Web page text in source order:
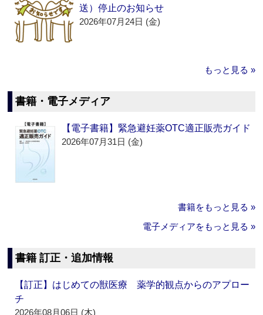
送）停止のお知らせ
2026年07月24日 (金)
もっと見る »
書籍・電子メディア
【電子書籍】緊急避妊薬OTC適正販売ガイド
2026年07月31日 (金)
書籍をもっと見る »
電子メディアをもっと見る »
書籍 訂正・追加情報
【訂正】はじめての獣医療 薬学的観点からのアプロー
チ
2026年08月06日 (木)